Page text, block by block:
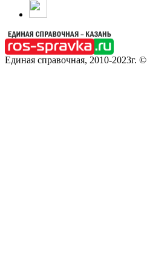
Единая справочная, 2010-2023г. ©